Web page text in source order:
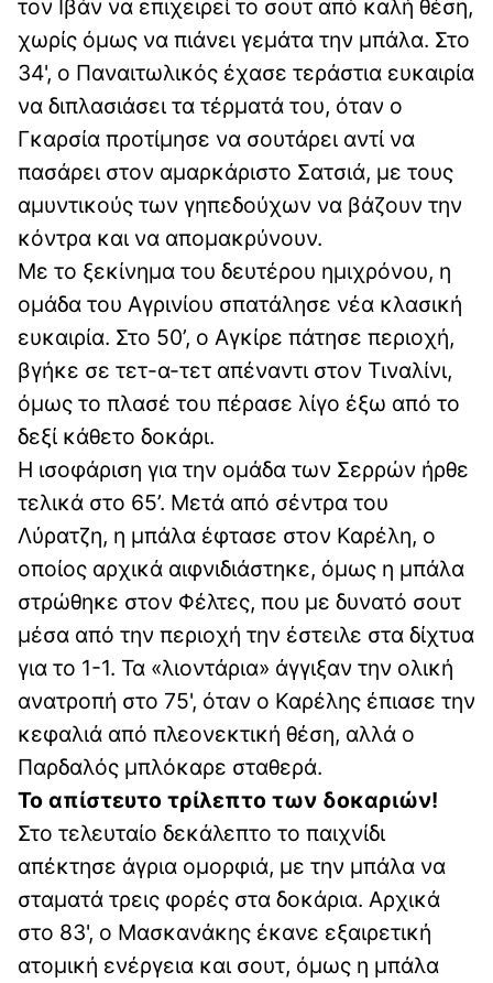
τον Ιβάν να επιχειρεί το σουτ από καλή θέση,
χωρίς όμως να πιάνει γεμάτα την μπάλα. Στο
34', ο Παναιτωλικός έχασε τεράστια ευκαιρία
να διπλασιάσει τα τέρματά του, όταν ο
Γκαρσία προτίμησε να σουτάρει αντί να
πασάρει στον αμαρκάριστο Σατσιά, με τους
αμυντικούς των γηπεδούχων να βάζουν την
κόντρα και να απομακρύνουν.
Με το ξεκίνημα του δευτέρου ημιχρόνου, η
ομάδα του Αγρινίου σπατάλησε νέα κλασική
ευκαιρία. Στο 50’, ο Αγκίρε πάτησε περιοχή,
βγήκε σε τετ-α-τετ απέναντι στον Τιναλίνι,
όμως το πλασέ του πέρασε λίγο έξω από το
δεξί κάθετο δοκάρι.
Η ισοφάριση για την ομάδα των Σερρών ήρθε
τελικά στο 65’. Μετά από σέντρα του
Λύρατζη, η μπάλα έφτασε στον Καρέλη, ο
οποίος αρχικά αιφνιδιάστηκε, όμως η μπάλα
στρώθηκε στον Φέλτες, που με δυνατό σουτ
μέσα από την περιοχή την έστειλε στα δίχτυα
για το 1-1. Τα «λιοντάρια» άγγιξαν την ολική
ανατροπή στο 75', όταν ο Καρέλης έπιασε την
κεφαλιά από πλεονεκτική θέση, αλλά ο
Παρδαλός μπλόκαρε σταθερά.
Το απίστευτο τρίλεπτο των δοκαριών!
Στο τελευταίο δεκάλεπτο το παιχνίδι
απέκτησε άγρια ομορφιά, με την μπάλα να
σταματά τρεις φορές στα δοκάρια. Αρχικά
στο 83', ο Μασκανάκης έκανε εξαιρετική
ατομική ενέργεια και σουτ, όμως η μπάλα